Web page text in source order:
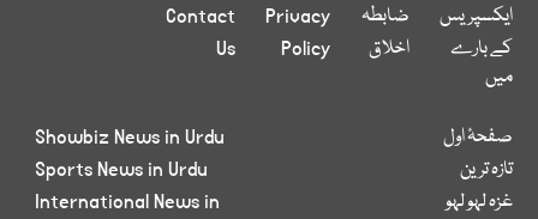
ایکسپریس
کے بارے
میں
ضابطہ
اخلاق
Privacy
Policy
Contact
Us
صفحۂ اول
تازہ ترین
غزہ لہو لہو
Showbiz News in Urdu
Sports News in Urdu
International News in